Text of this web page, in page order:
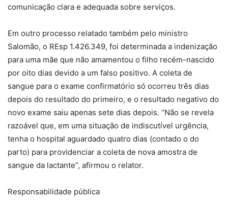
comunicação clara e adequada sobre serviços.
Em outro processo relatado também pelo ministro
Salomão, o REsp 1.426.349, foi determinada a indenização
para uma mãe que não amamentou o filho recém-nascido
por oito dias devido a um falso positivo. A coleta de
sangue para o exame confirmatório só ocorreu três dias
depois do resultado do primeiro, e o resultado negativo do
novo exame saiu apenas sete dias depois. “Não se revela
razoável que, em uma situação de indiscutível urgência,
tenha o hospital aguardado quatro dias (contado o do
parto) para providenciar a coleta de nova amostra de
sangue da lactante”, afirmou o relator.
Responsabilidade pública